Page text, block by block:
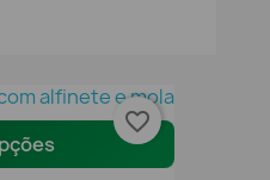
favorite_border